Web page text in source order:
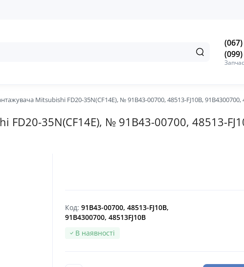
Mitsubishi FD20-35N(CF14E), № 91B43-00700, 48513-FJ10B, 91B4300700,
FD20-35N(CF14E), № 91B43-00700, 48513-
Код: 91B43-00700, 48513-FJ10B,
91B4300700, 48513FJ10B
В наявності